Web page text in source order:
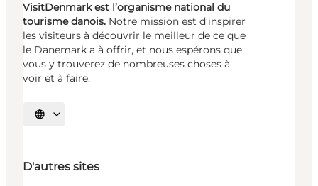
VisitDenmark est l’organisme national du
tourisme danois. Notre mission est d’inspirer
les visiteurs à découvrir le meilleur de ce que
le Danemark a à offrir, et nous espérons que
vous y trouverez de nombreuses choses à
voir et à faire.
Choisissez la langue
D'autres sites